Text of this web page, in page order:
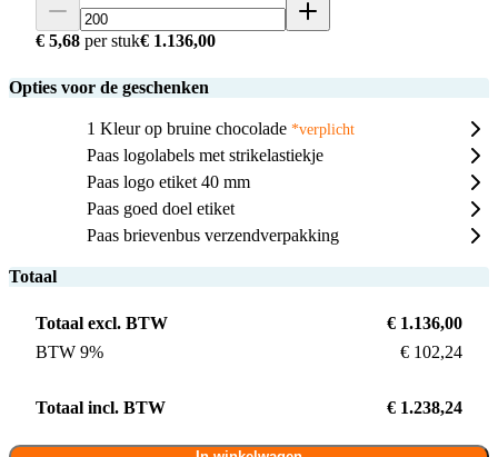
€ 5,68 per stuk€ 1.136,00
Opties voor de geschenken
1 Kleur op bruine chocolade *verplicht
Paas logolabels met strikelastiekje
Paas logo etiket 40 mm
Paas goed doel etiket
Paas brievenbus verzendverpakking
Totaal
Totaal excl. BTW
€ 1.136,00
BTW 9%
€ 102,24
Totaal incl. BTW € 1.238,24